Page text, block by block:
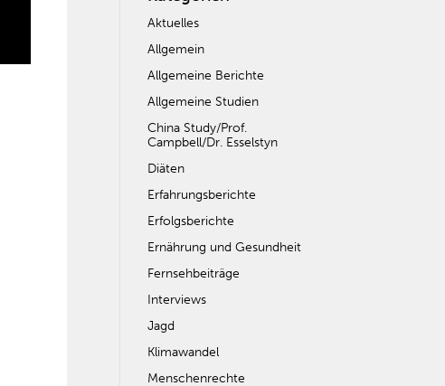
Aktuelles
Allgemein
Allgemeine Berichte
Allgemeine Studien
China Study/Prof.
Campbell/Dr. Esselstyn
Diäten
Erfahrungsberichte
Erfolgsberichte
Ernährung und Gesundheit
Fernsehbeiträge
Interviews
Jagd
Klimawandel
Menschenrechte